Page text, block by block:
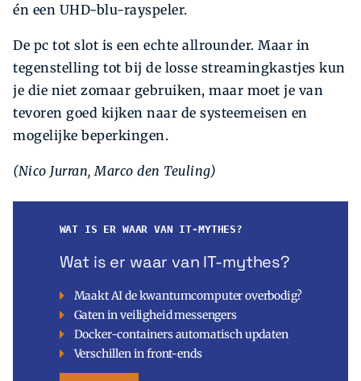
én een UHD-blu-rayspeler.
De pc tot slot is een echte allrounder. Maar in
tegenstelling tot bij de losse streamingkastjes kun
je die niet zomaar gebruiken, maar moet je van
tevoren goed kijken naar de systeemeisen en
mogelijke beperkingen.
(Nico Jurran, Marco den Teuling)
WAT IS ER WAAR VAN IT-MYTHES?
Wat is er waar van IT-mythes?
Maakt AI de kwantumcomputer overbodig?
Gaten in veiligheid messengers
Docker-containers automatisch updaten
Verschillen in front-ends